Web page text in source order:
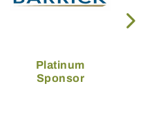
Platinum
Sponsor